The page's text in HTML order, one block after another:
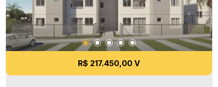
R$ 217.450,00 V